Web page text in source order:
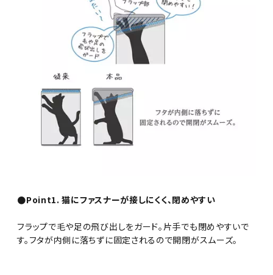
●Point1. 猫にファスナーが接しにくく、閉めやすい
フラップで毛や足の飛び出しをガード。片手でも閉めやすいで
す。フタが内側に落ちずに固定されるので開閉がスムーズ。